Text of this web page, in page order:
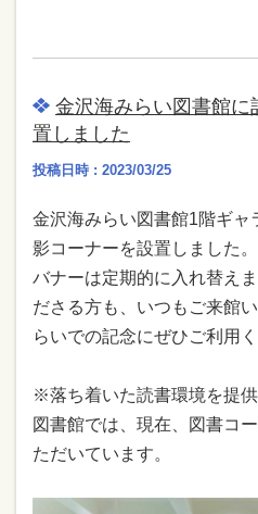
金沢海みらい図書館に
置しました
投稿日時 : 2023/03/25
金沢海みらい図書館1階ギャ
影コーナーを設置しました。
バナーは定期的に入れ替え
ださる方も、いつもご来館
らいでの記念にぜひご利用く
※落ち着いた読書環境を提
図書館では、現在、図書コ
ただいています。